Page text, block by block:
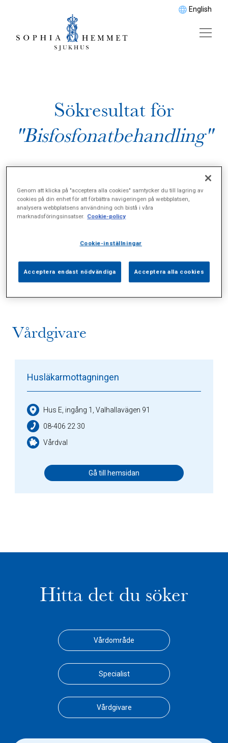
English
Sökresultat för
"Bisfosfonatbehandling"
Sidor (0) Press (0) Sophianytt (0)
Vårdgivare
Husläkarmottagningen
Hus E, ingång 1, Valhallavägen 91
08-406 22 30
Vårdval
Gå till hemsidan
Hitta det du söker
Vårdområde
Specialist
Vårdgivare
Genom att klicka på "acceptera alla cookies" samtycker du till lagring av
cookies på din enhet för att förbättra navigeringen på webbplatsen,
analysera webbplatsens användning och bistå i våra
marknadsföringsinsatser. Cookie-policy
Cookie-inställningar
Acceptera endast nödvändiga Acceptera alla cookies